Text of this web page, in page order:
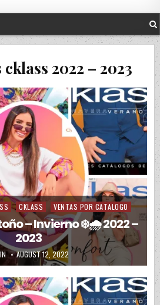
2022 – 2023
CKLASS VENTAS POR CATALOGO
– Invierno ❄️🌧️ 2022 –
2023
PUBLISHED DATE:
AUGUST 12, 2022